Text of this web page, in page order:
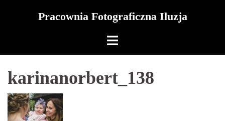
Pracownia Fotograficzna Iluzja
karinanorbert_138